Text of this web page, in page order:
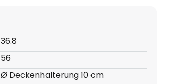
36.8
56
Ø Deckenhalterung 10 cm